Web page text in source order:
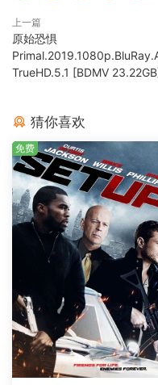
上一篇
原始恐惧
TrueHD.5.1 [BDMV
猜你喜欢
免费